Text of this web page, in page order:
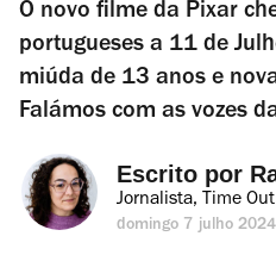
O novo filme da Pixar
portugueses a 11 de
miúda de 13 anos e
Falámos com as vozes
Escrito por
Jornalista, Time
domingo 7 julho 2024